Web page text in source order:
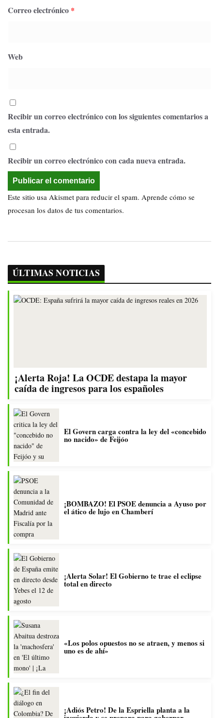
Correo electrónico *
Web
Recibir un correo electrónico con los siguientes comentarios a
esta entrada.
Recibir un correo electrónico con cada nueva entrada.
Este sitio usa Akismet para reducir el spam. Aprende cómo se
procesan los datos de tus comentarios.
ÚLTIMAS NOTICIAS
¡Alerta Roja! La OCDE destapa la mayor
caída de ingresos para los españoles
El Govern carga contra la ley del «concebido
no nacido» de Feijóo
¡BOMBAZO! El PSOE denuncia a Ayuso por
el ático de lujo en Chamberí
¡Alerta Solar! El Gobierno te trae el eclipse
total en directo
«Los polos opuestos no se atraen, y menos si
uno es de ahí»
¡Adiós Petro! De la Espriella planta a la